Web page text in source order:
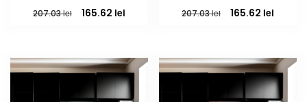
207.03lei
Prețul
207.03 lei.
165.62 leiPrețul
207.03lei
Prețul
207.03 lei.
165.62 lei